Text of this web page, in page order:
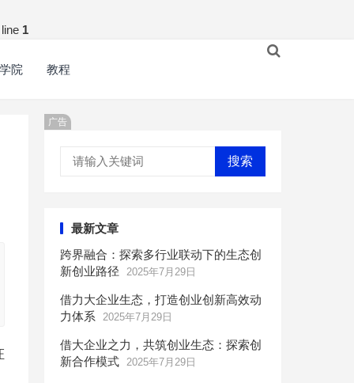
1
院 教程
广告
搜索
最新文章
跨界融合：探索多行业联动下的生态创
新创业路径
2025年7月29日
借力大企业生态，打造创业创新高效动
力体系
2025年7月29日
借大企业之力，共筑创业生态：探索创
新合作模式 2025年7月29日